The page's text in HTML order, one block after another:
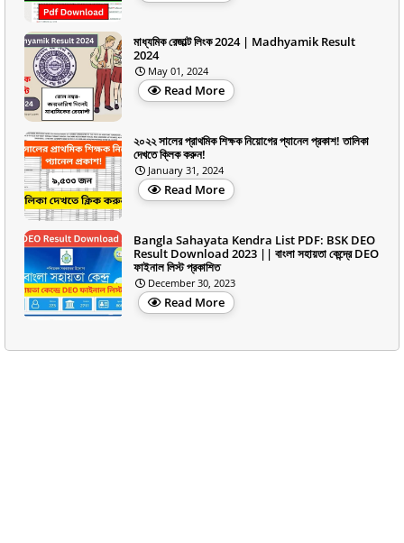
মাধ্যমিক রেজাল্ট লিংক 2024 | Madhyamik Result
2024
May 01, 2024
Read More
২০২২ সালের প্রাথমিক শিক্ষক নিয়োগের প্যানেল প্রকাশ! তালিকা
দেখতে ক্লিক করুন!
January 31, 2024
Read More
Bangla Sahayata Kendra List PDF: BSK DEO
Result Download 2023 || বাংলা সহায়তা কেন্দ্রে DEO
ফাইনাল লিস্ট প্রকাশিত
December 30, 2023
Read More